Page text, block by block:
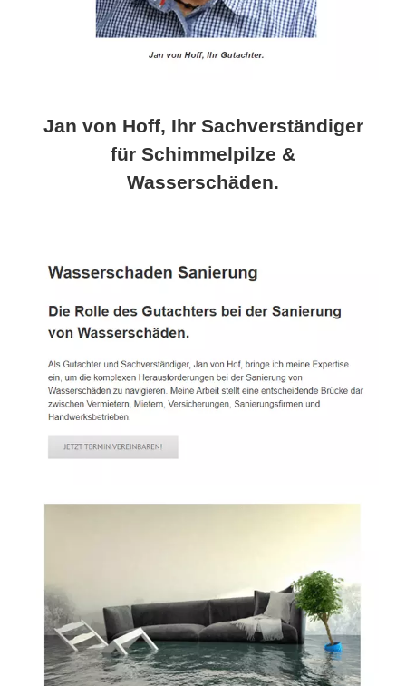
Jan von Hoff, Ihr Sachverständiger
für Schimmelpilze &
Wasserschäden.